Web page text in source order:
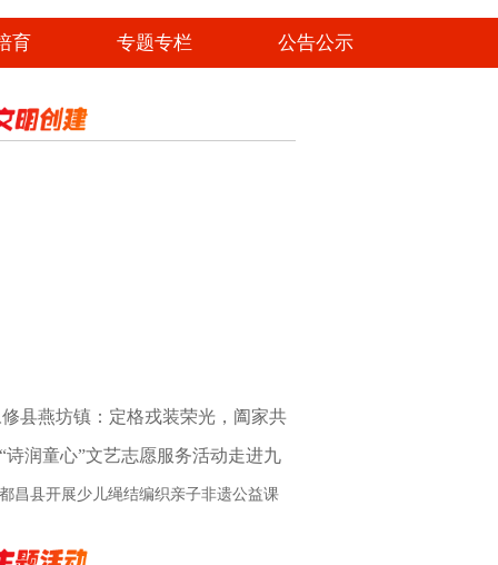
育 专题专栏 公告公示
县燕坊镇：定格戎装荣光，阖家共
心
“诗润童心”文艺志愿服务活动走进九
江市
都昌县开展少儿绳结编织亲子非遗公益课